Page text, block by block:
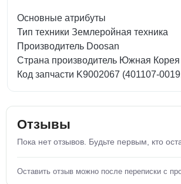
Основные атрибуты
Тип техники Землеройная техника
Производитель Doosan
Страна производитель Южная Корея
Код запчасти K9002067 (401107-
Отзывы
Пока нет отзывов. Будьте первым, кто
Оставить отзыв можно после переписки с